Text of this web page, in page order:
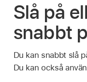
Slå på
snabbt
Du kan snabbt slå
Du kan också